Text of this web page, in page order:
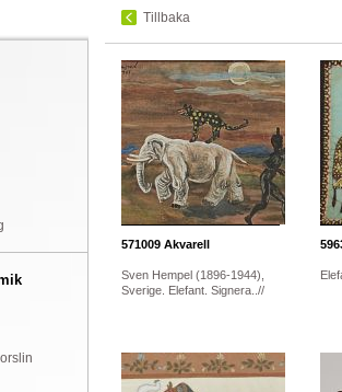
Tillbaka
571009 Akvarell
Sven Hempel (1896-1944),
Sverige. Elefant. Signera..//